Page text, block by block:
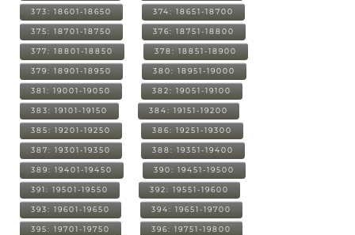
373: 18601-18650 374: 18651-18700
375: 18701-18750 376: 18751-18800
377: 18801-18850 378: 18851-18900
379: 18901-18950 380: 18951-19000
381: 19001-19050 382: 19051-19100
383: 19101-19150 384: 19151-19200
385: 19201-19250 386: 19251-19300
387: 19301-19350 388: 19351-19400
389: 19401-19450 390: 19451-19500
391: 19501-19550 392: 19551-19600
393: 19601-19650 394: 19651-19700
395: 19701-19750 396: 19751-19800